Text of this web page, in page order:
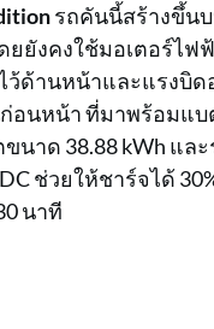
รถคันนี้สร้างขึ้น
ยยังคงใช้มอเตอร์ไฟ
ว้ด้านหน้าและแรงบิด
อนหน้า ที่มาพร้อมแบ
นาด 38.88 kWh และ
ช่วยให้ชาร์จได้
นาที